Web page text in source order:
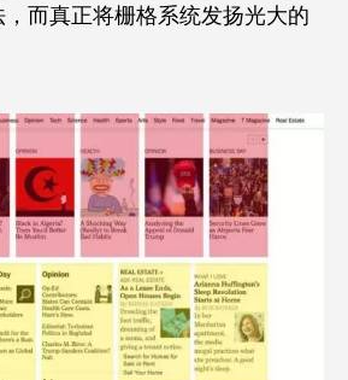
而真正将栅格系统发扬光大的